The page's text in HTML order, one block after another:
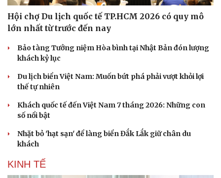
Hội chợ Du lịch quốc tế TP.HCM 2026 có quy mô
lớn nhất từ trước đến nay
Bảo tàng Tưởng niệm Hòa bình tại Nhật Bản đón lượng
khách kỷ lục
Du lịch biển Việt Nam: Muốn bứt phá phải vượt khỏi lợi
thế tự nhiên
Khách quốc tế đến Việt Nam 7 tháng 2026: Những con
số nổi bật
Nhặt bỏ 'hạt sạn' để làng biển Đắk Lắk giữ chân du
khách
KINH TẾ